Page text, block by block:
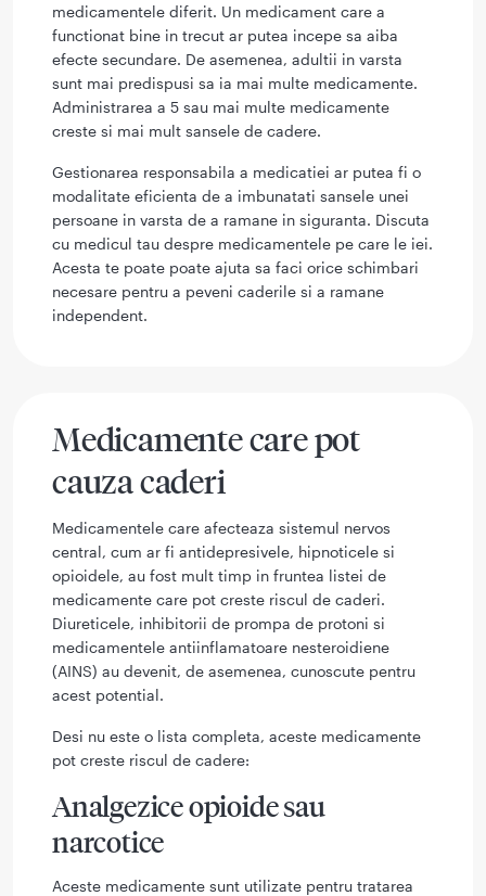
medicamentele diferit. Un medicament care a
functionat bine in trecut ar putea incepe sa aiba
efecte secundare. De asemenea, adultii in varsta
sunt mai predispusi sa ia mai multe medicamente.
Administrarea a 5 sau mai multe medicamente
creste si mai mult sansele de cadere.
Gestionarea responsabila a medicatiei ar putea fi o
modalitate eficienta de a imbunatati sansele unei
persoane in varsta de a ramane in siguranta. Discuta
cu medicul tau despre medicamentele pe care le iei.
Acesta te poate poate ajuta sa faci orice schimbari
necesare pentru a peveni caderile si a ramane
independent.
Medicamente care pot
cauza caderi
Medicamentele care afecteaza sistemul nervos
central, cum ar fi antidepresivele, hipnoticele si
opioidele, au fost mult timp in fruntea listei de
medicamente care pot creste riscul de caderi.
Diureticele, inhibitorii de prompa de protoni si
medicamentele antiinflamatoare nesteroidiene
(AINS) au devenit, de asemenea, cunoscute pentru
acest potential.
Desi nu este o lista completa, aceste medicamente
pot creste riscul de cadere:
Analgezice opioide sau
narcotice
Aceste medicamente sunt utilizate pentru tratarea